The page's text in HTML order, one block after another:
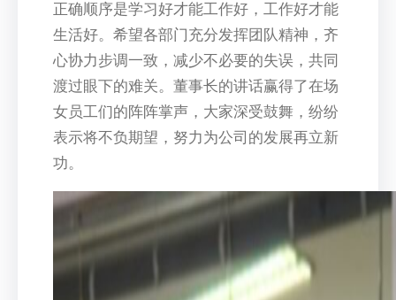
正确顺序是学习好才能工作好，工作好才能
生活好。希望各部门充分发挥团队精神，齐
心协力步调一致，减少不必要的失误，共同
渡过眼下的难关。董事长的讲话赢得了在场
女员工们的阵阵掌声，大家深受鼓舞，纷纷
表示将不负期望，努力为公司的发展再立新
功。